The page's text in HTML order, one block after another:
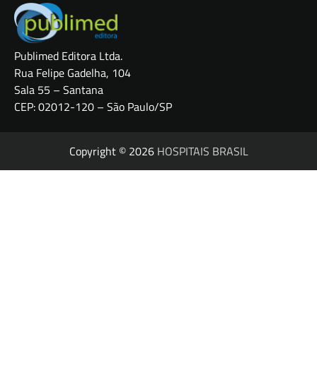
Publimed Editora Ltda.
Rua Felipe Gadelha, 104
Sala 55 – Santana
CEP: 02012-120 – São Paulo/SP
Copyright © 2026 HOSPITAIS BRASIL